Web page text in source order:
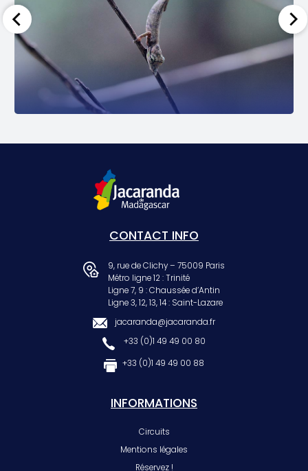
CONTACT INFO
9, rue de Clichy – 75009 Paris
Métro ligne 12 : Trinité
Ligne 7, 9 : Chaussée d’Antin
Ligne 3, 12, 13, 14 : Saint-Lazare
jacaranda@jacaranda.fr
+33 (0)1 49 49 00 80
+33 (0)1 49 49 00 88
INFORMATIONS
Circuits
Mentions légales
Réservez !